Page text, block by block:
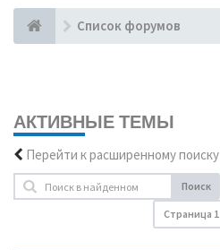
Список форумов
АКТИВНЫЕ ТЕМЫ
Перейти к расширенному поиску
Поиск
Страница 1